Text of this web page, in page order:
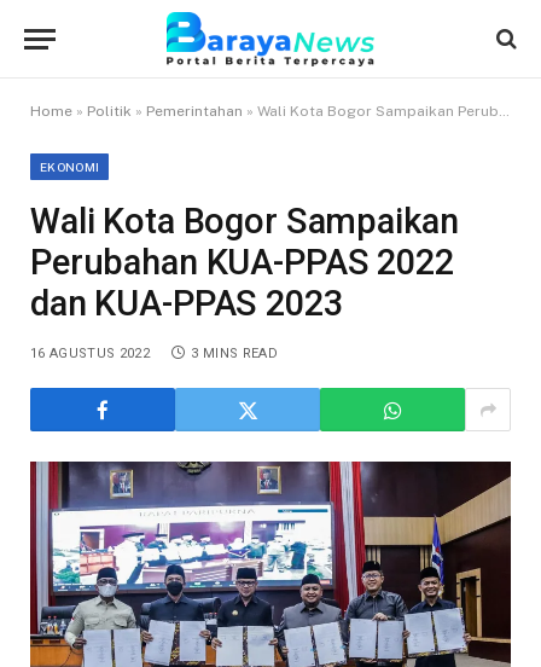
Home » Politik » Pemerintahan » Wali Kota Bogor Sampaikan Perubahan KUA-PPAS 2022 dan KUA-PPAS 2023
EKONOMI
Wali Kota Bogor Sampaikan
Perubahan KUA-PPAS 2022
dan KUA-PPAS 2023
16 AGUSTUS 2022 3 MINS READ